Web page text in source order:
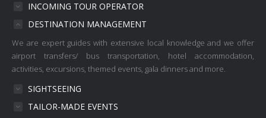
INCOMING TOUR OPERATOR
DESTINATION MANAGEMENT
We are expert guides with extensive local knowledge and we offer
airport transfers/ bus transportation, hotel accommodation,
activities, excursions, themed events, gala dinners and more.
SIGHTSEEING
TAILOR-MADE EVENTS